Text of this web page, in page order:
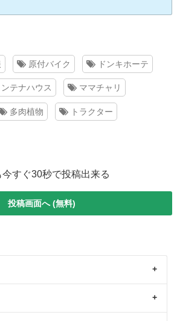
原付バイク ドンキホーテ
ンテナハウス ママチャリ
多肉植物 トラクター
今すぐ30秒で投稿出来る
投稿画面へ (無料)